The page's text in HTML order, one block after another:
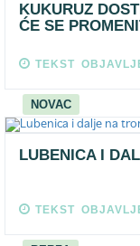
KUKURUZ
ĆE SE
TEKST
NOVAC
LUBENICA I
TEKST